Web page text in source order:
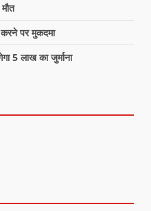
करने पर मुकदमा
5 लाख का जुर्माना